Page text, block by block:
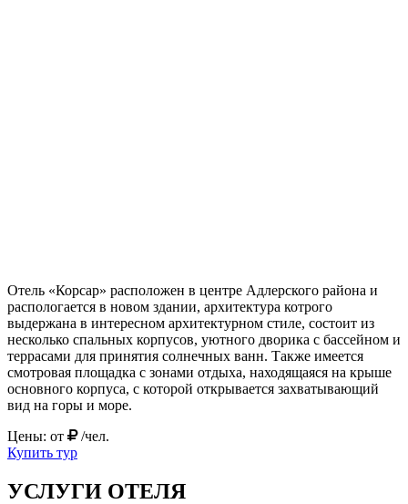
Отель «Корсар» расположен в центре Адлерского района и
распологается в новом здании, архитектура котрого
выдержана в интересном архитектурном стиле, состоит из
несколько спальных корпусов, уютного дворика с бассейном и
террасами для принятия солнечных ванн. Также имеется
смотровая площадка с зонами отдыха, находящаяся на крыше
основного корпуса, с которой открывается захватывающий
вид на горы и море.
Цены: от
/чел.
Купить тур
УСЛУГИ ОТЕЛЯ